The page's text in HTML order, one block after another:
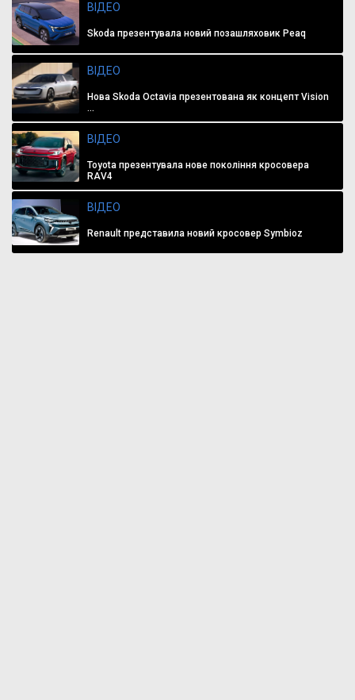
ВІДЕО
Skoda презентувала новий позашляховик Peaq
ВІДЕО
Нова Skoda Octavia презентована як концепт Vision
...
ВІДЕО
Toyota презентувала нове покоління кросовера
RAV4
ВІДЕО
Renault представила новий кросовер Symbioz